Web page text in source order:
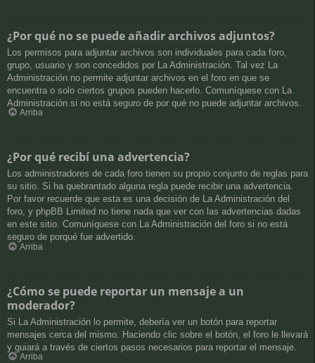
¿Por qué no se puede añadir archivos adjuntos?
Los permisos para adjuntar archivos son individuales para cada foro,
grupo, usuario y son concedidos por La Administración. Tal vez La
Administración no permite adjuntar archivos en el foro en que se
encuentra o solo ciertos grupos pueden hacerlo. Comuníquese con La
Administración si no está seguro de por qué no puede adjuntar archivos.
Arriba
¿Por qué recibí una advertencia?
Los administradores de cada foro tienen su propio conjunto de reglas para
su sitio. Si ha quebrantado alguna regla puede recibir una advertencia.
Por favor recuerde que esta es una decisión de La Administración del
foro, y phpBB Limited no tiene nada que ver con las advertencias dadas
en este sitio. Comuníquese con La Administración del foro si no está
seguro de porqué fue advertido.
Arriba
¿Cómo se puede reportar un mensaje a un
moderador?
Si La Administración lo permite, debería ver un botón para reportar
mensajes cerca del mismo. Haciendo clic sobre el botón, el foro le llevará
y guiará a través de ciertos pasos necesarios para reportar el mensaje.
Arriba